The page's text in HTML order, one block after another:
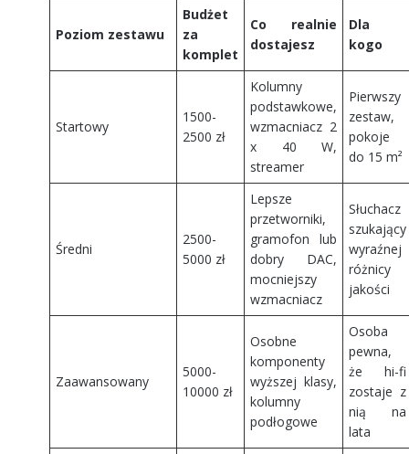
Poziom zestawu
Budżet
za
komplet
Co realnie
dostajesz
Dla
kogo
Startowy
1500-
2500 zł
Kolumny
podstawkowe,
wzmacniacz 2
x 40 W,
streamer
Pierwszy
zestaw,
pokoje
do 15 m²
Średni
2500-
5000 zł
Lepsze
przetworniki,
gramofon lub
dobry DAC,
mocniejszy
wzmacniacz
Słuchacz
szukający
wyraźnej
różnicy
jakości
Zaawansowany
5000-
10000 zł
Osobne
komponenty
wyższej klasy,
kolumny
podłogowe
Osoba
pewna,
że hi-fi
zostaje z
nią na
lata